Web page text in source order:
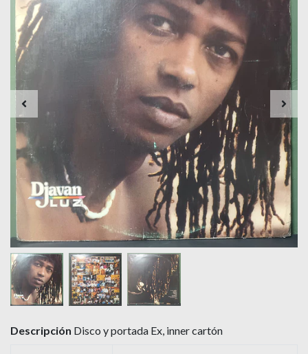
Descripción Disco y portada Ex, inner cartón